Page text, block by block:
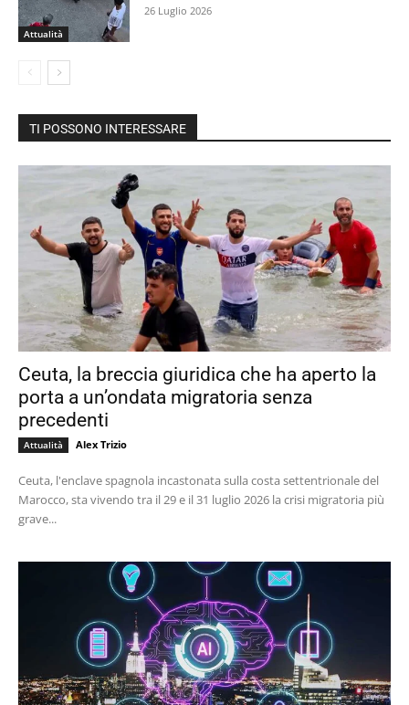
Attualità
26 Luglio 2026
TI POSSONO INTERESSARE
Ceuta, la breccia giuridica che ha aperto la
porta a un’ondata migratoria senza
precedenti
Attualità Alex Trizio
Ceuta, l'enclave spagnola incastonata sulla costa settentrionale del
Marocco, sta vivendo tra il 29 e il 31 luglio 2026 la crisi migratoria più
grave...